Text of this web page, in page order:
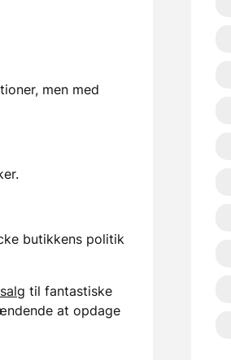
men med
butikkens politik
til fantastiske
at opdage